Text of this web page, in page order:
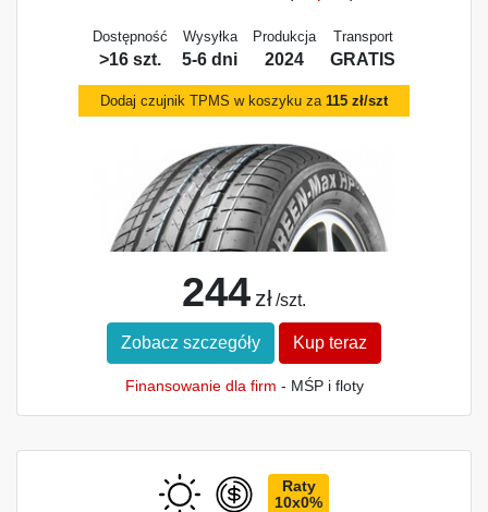
Dostępność
>16 szt.
Wysyłka
5-6 dni
Produkcja
2024
Transport
GRATIS
Dodaj czujnik TPMS w koszyku za 115 zł/szt
244 zł /szt.
Zobacz szczegóły Kup teraz
Finansowanie dla firm - MŚP i floty
Raty
10x0%